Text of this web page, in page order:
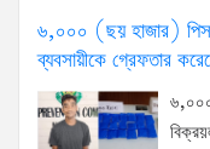
৬,০০০ (ছয় হাজার) পিস
ব্যবসায়ীকে গ্রেফতার